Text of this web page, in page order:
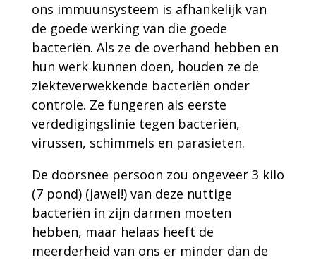
ons immuunsysteem is afhankelijk van
de goede werking van die goede
bacteriën. Als ze de overhand hebben en
hun werk kunnen doen, houden ze de
ziekteverwekkende bacteriën onder
controle. Ze fungeren als eerste
verdedigingslinie tegen bacteriën,
virussen, schimmels en parasieten.
De doorsnee persoon zou ongeveer 3 kilo
(7 pond) (jawel!) van deze nuttige
bacteriën in zijn darmen moeten
hebben, maar helaas heeft de
meerderheid van ons er minder dan de